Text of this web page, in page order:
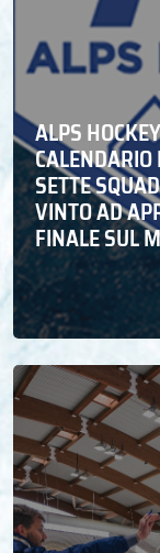
ALPS
SETTE
VINTO AD
FINALE SUL